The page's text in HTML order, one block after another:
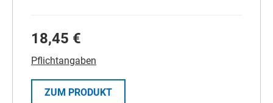
18,45 €
Pflichtangaben
ZUM PRODUKT